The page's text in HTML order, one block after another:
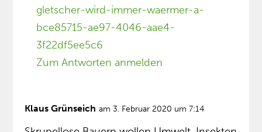
gletscher-wird-immer-waermer-a-
bce85715-ae97-4046-aae4-
3f22df5ee5c6
Zum Antworten anmelden
Klaus Grünseich am 3. Februar 2020 um 7:14